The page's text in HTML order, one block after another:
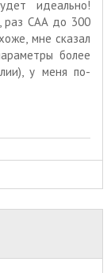
идеально!
раз САА до 300
мне сказал
более
у меня по-